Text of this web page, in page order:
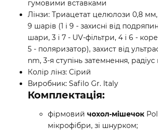
гумовими вставками
Лінзи: Триацетат целюлози 0,8 мм,
9 шарів (1 і 9 - захисні від
шари, 3 і 7 - UV-фільтри, 4 і 6 -
5 - поляризатор), захист від
nm, 3-я ступінь затемнення,
Колір лінз: Сірий
Виробник: Safilo Gr. Italy
Комплектація:
фірмовий чохол-мішечок
мікрофібри, зі шнурком;